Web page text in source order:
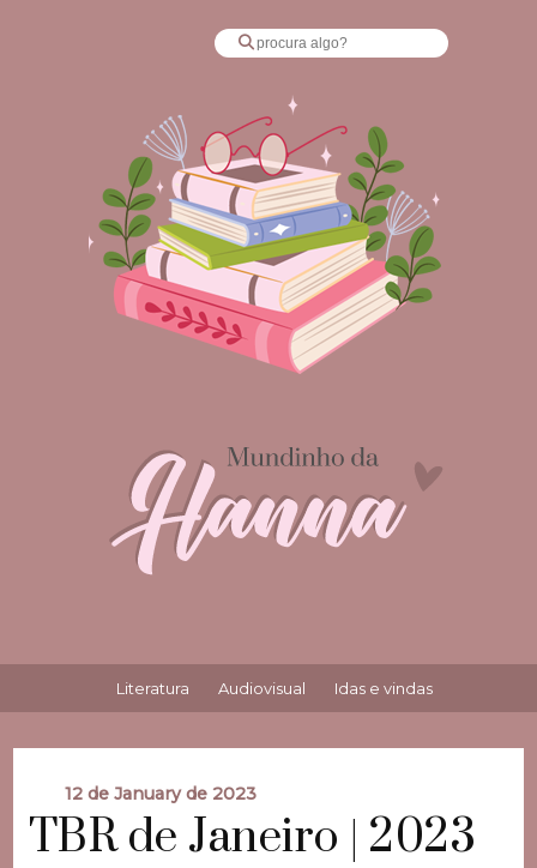
Literatura Audiovisual Idas e vindas
12 de January de 2023
TBR de Janeiro | 2023